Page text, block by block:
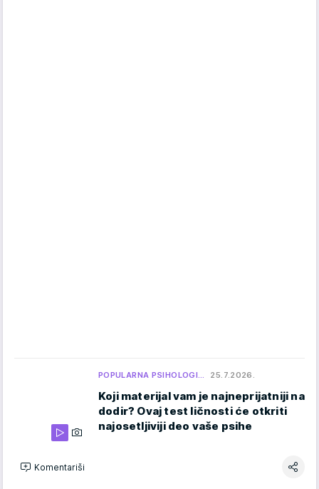
POPULARNA PSIHOLOGI… 25.7.2026.
Koji materijal vam je najneprijatniji na
dodir? Ovaj test ličnosti će otkriti
najosetljiviji deo vaše psihe
Komentariši